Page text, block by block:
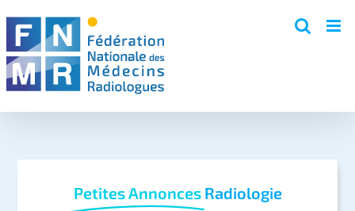
content
Petites Annonces Radiologie